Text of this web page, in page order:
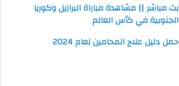
بث مباشر || مشاهدة مباراة البرازيل وكوريا
الجنوبية في كأس العالم
حمل دليل علاج المحامين لعام 2024